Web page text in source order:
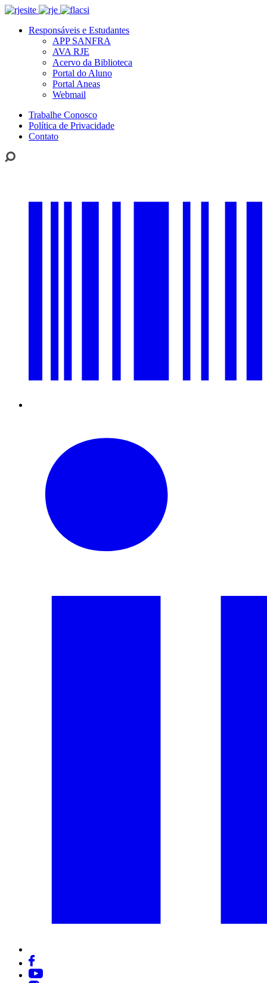
Responsáveis e Estudantes
APP SANFRA
AVA RJE
Acervo da Biblioteca
Portal do Aluno
Portal Aneas
Webmail
Trabalhe Conosco
Política de Privacidade
Contato